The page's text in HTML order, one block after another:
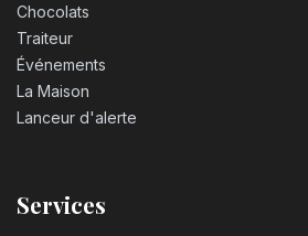
Chocolats
Traiteur
Événements
La Maison
Lanceur d'alerte
Services